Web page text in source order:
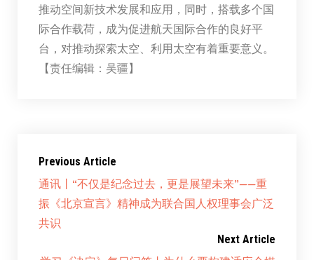
推动空间新技术发展和应用，同时，搭载多个国
际合作载荷，成为促进航天国际合作的良好平
台，对推动探索太空、利用太空有着重要意义。
【责任编辑：吴疆】
Previous Article
通讯丨“不仅是纪念过去，更是展望未来”——重
振《北京宣言》精神成为联合国人权理事会广泛
共识
Next Article